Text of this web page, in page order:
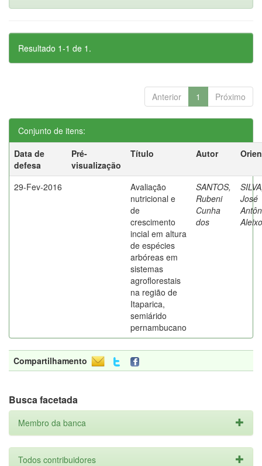
Resultado 1-1 de 1.
Anterior 1 Próximo
Conjunto de itens:
Data de
defesa
Pré-
visualização
Título Autor
29-Fev-2016
Avaliação
nutricional e
de
crescimento
incial em altura
de espécies
arbóreas em
sistemas
agroflorestais
na região de
Itaparica,
semiárido
pernambucano
SANTOS,
Rubeni
Cunha
dos
José
Compartilhamento
Busca facetada
Membro da banca
Todos contribuidores